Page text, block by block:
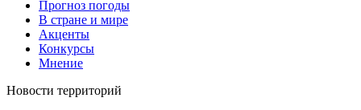
Прогноз погоды
В стране и мире
Акценты
Конкурсы
Мнение
Новости территорий